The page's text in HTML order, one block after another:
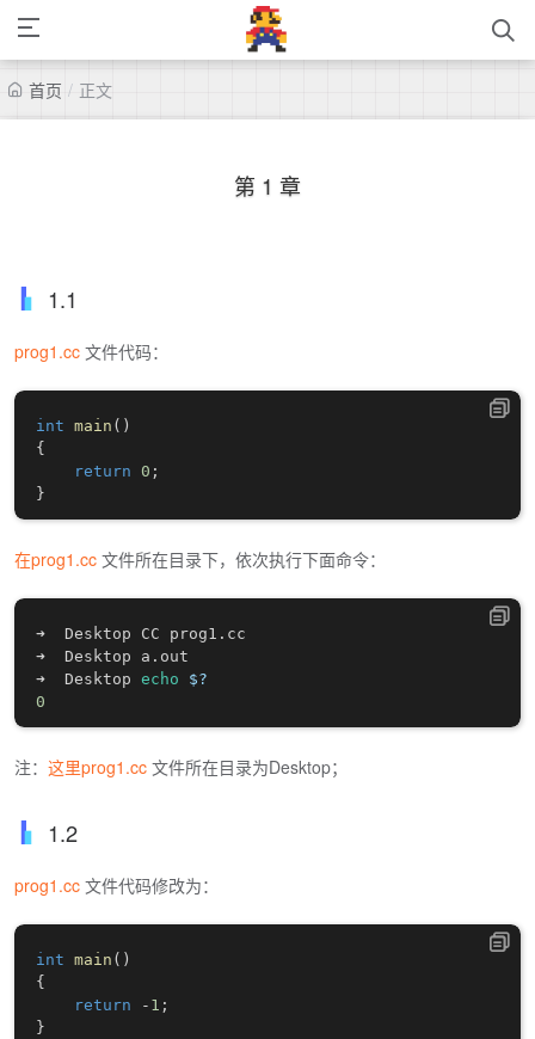
首页 / 正文
第 1 章
1.1
prog1.cc 文件代码：
int main ( )
{
return 0 ;
}
在prog1.cc 文件所在目录下，依次执行下面命令：
➜  Desktop CC prog1.cc
➜  Desktop a.out
➜  Desktop echo
$?
0
注： 这里prog1.cc 文件所在目录为Desktop；
1.2
prog1.cc 文件代码修改为：
int main ( )
{
return
- 1 ;
}